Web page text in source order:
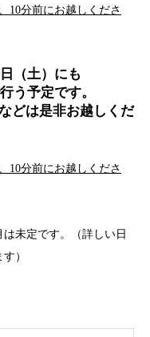
10分前にお越しくださ
（土） にも
う予定です。
どは是非お越しくだ
10分前にお越しくださ
未定です。（詳しい日
）